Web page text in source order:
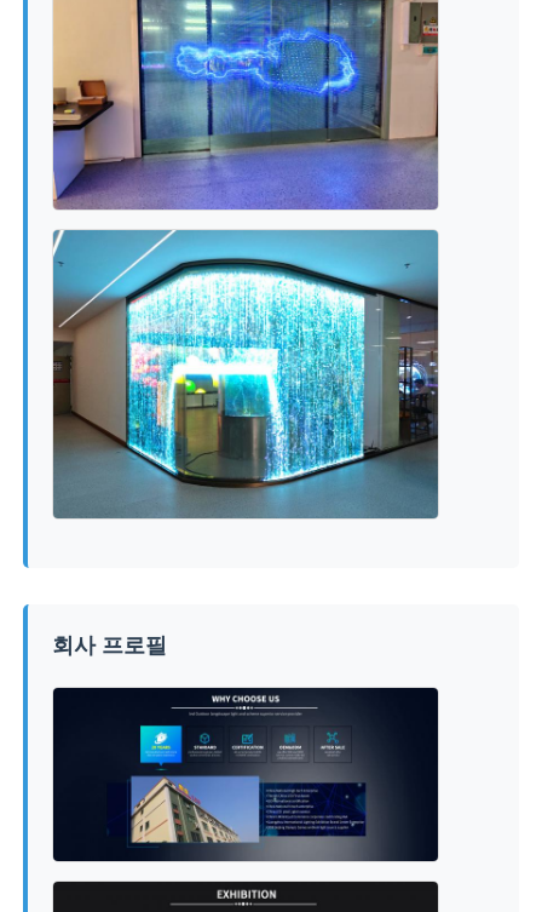
회사 프로필